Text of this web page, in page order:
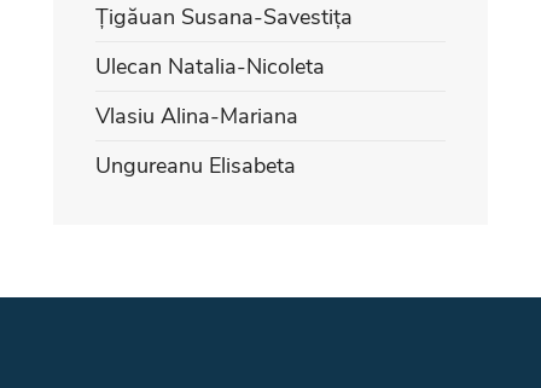
Țigăuan Susana-Savestița
Ulecan Natalia-Nicoleta
Vlasiu Alina-Mariana
Ungureanu Elisabeta